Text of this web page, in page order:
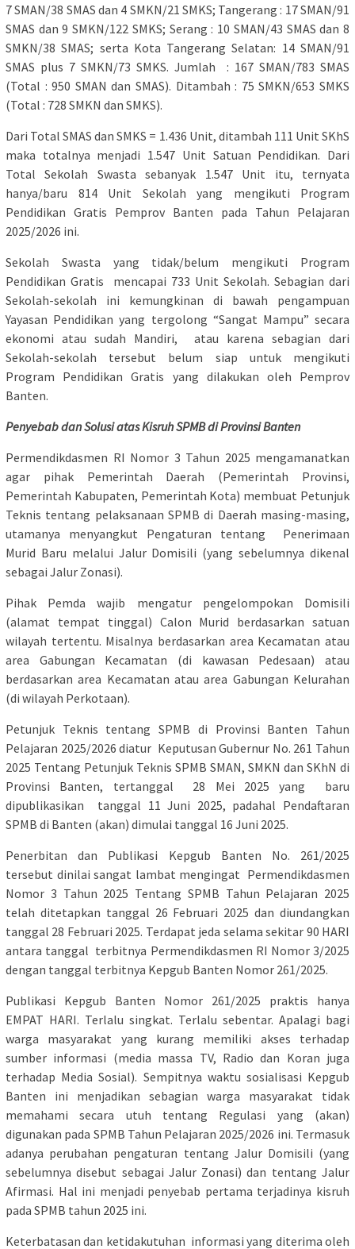
7 SMAN/38 SMAS dan 4 SMKN/21 SMKS; Tangerang : 17 SMAN/91
SMAS dan 9 SMKN/122 SMKS; Serang : 10 SMAN/43 SMAS dan 8
SMKN/38 SMAS; serta Kota Tangerang Selatan: 14 SMAN/91
SMAS plus 7 SMKN/73 SMKS. Jumlah : 167 SMAN/783 SMAS
(Total : 950 SMAN dan SMAS). Ditambah : 75 SMKN/653 SMKS
(Total : 728 SMKN dan SMKS).
Dari Total SMAS dan SMKS = 1.436 Unit, ditambah 111 Unit SKhS
maka totalnya menjadi 1.547 Unit Satuan Pendidikan. Dari
Total Sekolah Swasta sebanyak 1.547 Unit itu, ternyata
hanya/baru 814 Unit Sekolah yang mengikuti Program
Pendidikan Gratis Pemprov Banten pada Tahun Pelajaran
2025/2026 ini.
Sekolah Swasta yang tidak/belum mengikuti Program
Pendidikan Gratis mencapai 733 Unit Sekolah. Sebagian dari
Sekolah-sekolah ini kemungkinan di bawah pengampuan
Yayasan Pendidikan yang tergolong “Sangat Mampu” secara
ekonomi atau sudah Mandiri, atau karena sebagian dari
Sekolah-sekolah tersebut belum siap untuk mengikuti
Program Pendidikan Gratis yang dilakukan oleh Pemprov
Banten.
Penyebab dan Solusi atas Kisruh SPMB di Provinsi Banten
Permendikdasmen RI Nomor 3 Tahun 2025 mengamanatkan
agar pihak Pemerintah Daerah (Pemerintah Provinsi,
Pemerintah Kabupaten, Pemerintah Kota) membuat Petunjuk
Teknis tentang pelaksanaan SPMB di Daerah masing-masing,
utamanya menyangkut Pengaturan tentang Penerimaan
Murid Baru melalui Jalur Domisili (yang sebelumnya dikenal
sebagai Jalur Zonasi).
Pihak Pemda wajib mengatur pengelompokan Domisili
(alamat tempat tinggal) Calon Murid berdasarkan satuan
wilayah tertentu. Misalnya berdasarkan area Kecamatan atau
area Gabungan Kecamatan (di kawasan Pedesaan) atau
berdasarkan area Kecamatan atau area Gabungan Kelurahan
(di wilayah Perkotaan).
Petunjuk Teknis tentang SPMB di Provinsi Banten Tahun
Pelajaran 2025/2026 diatur Keputusan Gubernur No. 261 Tahun
2025 Tentang Petunjuk Teknis SPMB SMAN, SMKN dan SKhN di
Provinsi Banten, tertanggal 28 Mei 2025 yang baru
dipublikasikan tanggal 11 Juni 2025, padahal Pendaftaran
SPMB di Banten (akan) dimulai tanggal 16 Juni 2025.
Penerbitan dan Publikasi Kepgub Banten No. 261/2025
tersebut dinilai sangat lambat mengingat Permendikdasmen
Nomor 3 Tahun 2025 Tentang SPMB Tahun Pelajaran 2025
telah ditetapkan tanggal 26 Februari 2025 dan diundangkan
tanggal 28 Februari 2025. Terdapat jeda selama sekitar 90 HARI
antara tanggal terbitnya Permendikdasmen RI Nomor 3/2025
dengan tanggal terbitnya Kepgub Banten Nomor 261/2025.
Publikasi Kepgub Banten Nomor 261/2025 praktis hanya
EMPAT HARI. Terlalu singkat. Terlalu sebentar. Apalagi bagi
warga masyarakat yang kurang memiliki akses terhadap
sumber informasi (media massa TV, Radio dan Koran juga
terhadap Media Sosial). Sempitnya waktu sosialisasi Kepgub
Banten ini menjadikan sebagian warga masyarakat tidak
memahami secara utuh tentang Regulasi yang (akan)
digunakan pada SPMB Tahun Pelajaran 2025/2026 ini. Termasuk
adanya perubahan pengaturan tentang Jalur Domisili (yang
sebelumnya disebut sebagai Jalur Zonasi) dan tentang Jalur
Afirmasi. Hal ini menjadi penyebab pertama terjadinya kisruh
pada SPMB tahun 2025 ini.
Keterbatasan dan ketidakutuhan informasi yang diterima oleh